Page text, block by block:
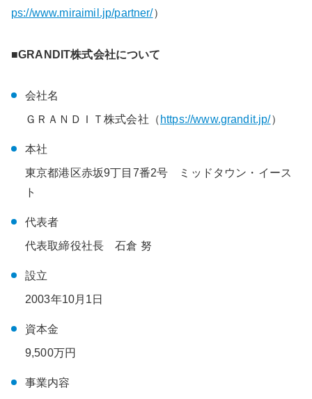
ps://www.miraimil.jp/partner/）
■GRANDIT株式会社について
会社名
ＧＲＡＮＤＩＴ株式会社（ https://www.grandit.jp/）
本社
東京都港区赤坂9丁目7番2号 ミッドタウン・イース
ト
代表者
代表取締役社長 石倉 努
設立
2003年10月1日
資本金
9,500万円
事業内容